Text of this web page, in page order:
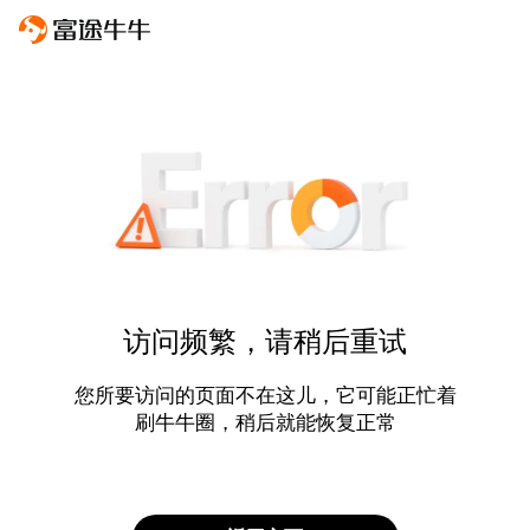
访问频繁，请稍后重试
您所要访问的页面不在这儿，它可能正忙着
刷牛牛圈，稍后就能恢复正常